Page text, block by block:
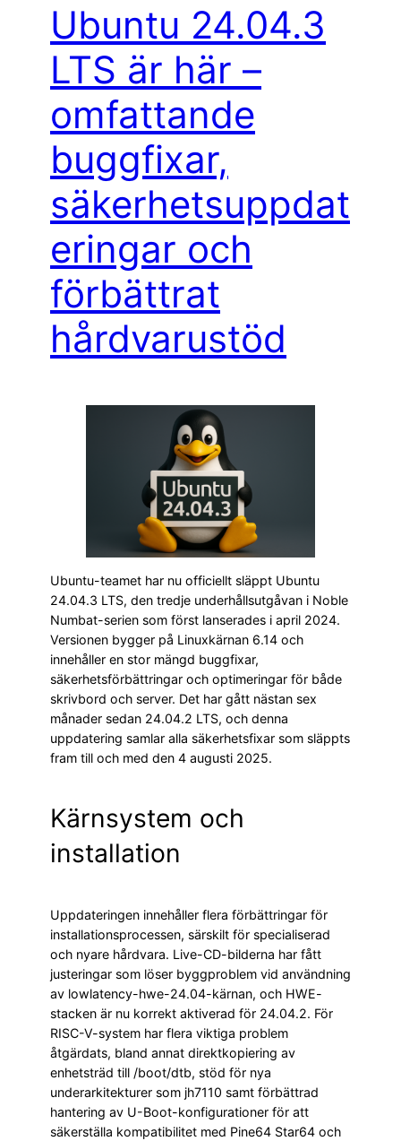
Ubuntu 24.04.3
LTS är här –
omfattande
buggfixar,
säkerhetsuppdat
eringar och
förbättrat
hårdvarustöd
Ubuntu-teamet har nu officiellt släppt Ubuntu
24.04.3 LTS, den tredje underhållsutgåvan i Noble
Numbat-serien som först lanserades i april 2024.
Versionen bygger på Linuxkärnan 6.14 och
innehåller en stor mängd buggfixar,
säkerhetsförbättringar och optimeringar för både
skrivbord och server. Det har gått nästan sex
månader sedan 24.04.2 LTS, och denna
uppdatering samlar alla säkerhetsfixar som släppts
fram till och med den 4 augusti 2025.
Kärnsystem och
installation
Uppdateringen innehåller flera förbättringar för
installationsprocessen, särskilt för specialiserad
och nyare hårdvara. Live-CD-bilderna har fått
justeringar som löser byggproblem vid användning
av lowlatency-hwe-24.04-kärnan, och HWE-
stacken är nu korrekt aktiverad för 24.04.2. För
RISC-V-system har flera viktiga problem
åtgärdats, bland annat direktkopiering av
enhetsträd till /boot/dtb, stöd för nya
underarkitekturer som jh7110 samt förbättrad
hantering av U-Boot-konfigurationer för att
säkerställa kompatibilitet med Pine64 Star64 och